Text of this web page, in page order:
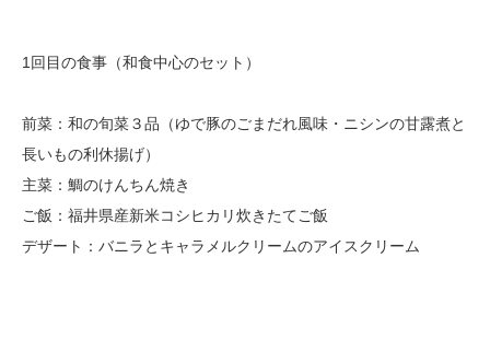
1回目の食事（和食中心のセット）
前菜：和の旬菜３品（ゆで豚のごまだれ風味・ニシンの甘露煮と
長いもの利休揚げ）
主菜：鯛のけんちん焼き
ご飯：福井県産新米コシヒカリ炊きたてご飯
デザート：バニラとキャラメルクリームのアイスクリーム